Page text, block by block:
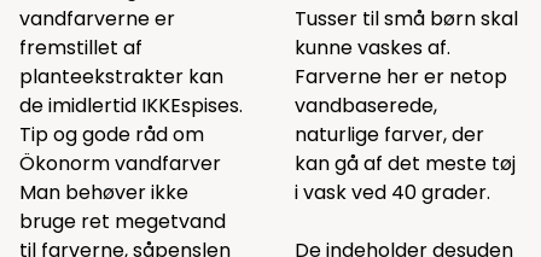
vandfarverne er
fremstillet af
planteekstrakter kan
de imidlertid IKKEspises.
Tip og gode råd om
Ökonorm vandfarver
Man behøver ikke
bruge ret megetvand
til farverne, såpenslen
Tusser til små børn skal
kunne vaskes af.
Farverne her er netop
vandbaserede,
naturlige farver, der
kan gå af det meste tøj
i vask ved 40 grader.
De indeholder desuden